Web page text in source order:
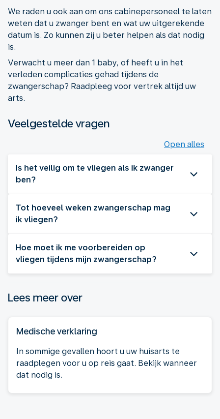
We raden u ook aan om ons cabinepersoneel te laten
weten dat u zwanger bent en wat uw uitgerekende
datum is. Zo kunnen zij u beter helpen als dat nodig
is.
Verwacht u meer dan 1 baby, of heeft u in het
verleden complicaties gehad tijdens de
zwangerschap? Raadpleeg voor vertrek altijd uw
arts.
Veelgestelde vragen
Open alles
Is het veilig om te vliegen als ik zwanger
ben?
Tot hoeveel weken zwangerschap mag
ik vliegen?
Hoe moet ik me voorbereiden op
vliegen tijdens mijn zwangerschap?
Lees meer over
Medische verklaring
In sommige gevallen hoort u uw huisarts te
raadplegen voor u op reis gaat. Bekijk wanneer
dat nodig is.